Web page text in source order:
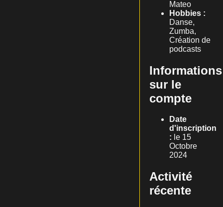
Mateo
Hobbies :
Danse,
Zumba,
Création de
podcasts
Informations
sur le
compte
Date
d'inscription
: le 15
Octobre
2024
Activité
récente